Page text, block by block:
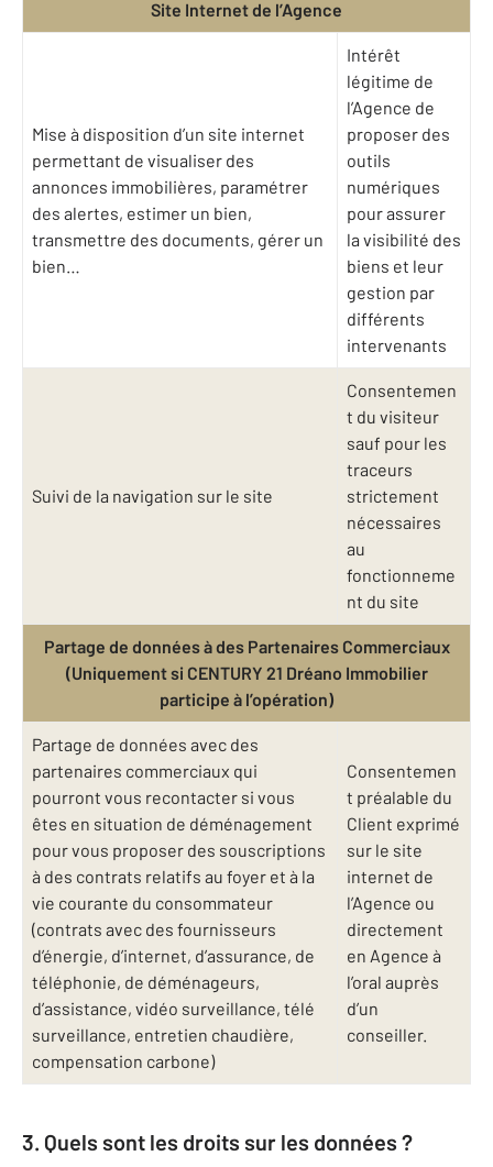
Site Internet de l’Agence
Mise à disposition d’un site internet
permettant de visualiser des
annonces immobilières, paramétrer
des alertes, estimer un bien,
transmettre des documents, gérer un
bien…
Intérêt
légitime de
l’Agence de
proposer des
outils
numériques
pour assurer
la visibilité des
biens et leur
gestion par
différents
intervenants
Suivi de la navigation sur le site
Consentemen
t du visiteur
sauf pour les
traceurs
strictement
nécessaires
au
fonctionneme
nt du site
Partage de données à des Partenaires Commerciaux
(Uniquement si CENTURY 21 Dréano Immobilier
participe à l’opération)
Partage de données avec des
partenaires commerciaux qui
pourront vous recontacter si vous
êtes en situation de déménagement
pour vous proposer des souscriptions
à des contrats relatifs au foyer et à la
vie courante du consommateur
(contrats avec des fournisseurs
d’énergie, d’internet, d’assurance, de
téléphonie, de déménageurs,
d’assistance, vidéo surveillance, télé
surveillance, entretien chaudière,
compensation carbone)
Consentemen
t préalable du
Client exprimé
sur le site
internet de
l’Agence ou
directement
en Agence à
l’oral auprès
d’un
conseiller.
3. Quels sont les droits sur les données ?